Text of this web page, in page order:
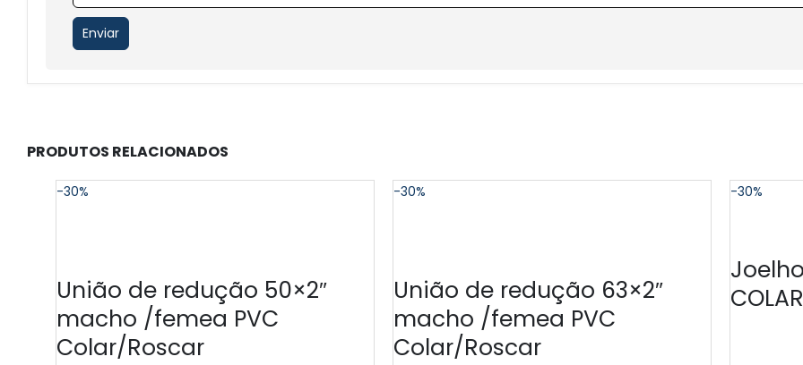
PRODUTOS RELACIONADOS
-30%
União de redução 50×2″
macho /femea PVC
Colar/Roscar
-30%
União de redução 63×2″
macho /femea PVC
Colar/Roscar
-30%
COLAR